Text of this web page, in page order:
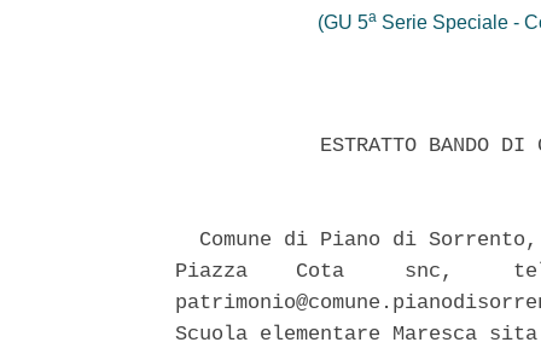
(GU 5a Serie Speciale -
ESTRATTO BANDO
Comune di Piano di
Piazza    Cota     snc,
Scuola elementare Maresca